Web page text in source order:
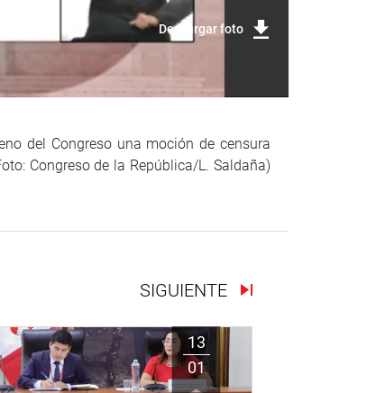
Descargar foto
del Congreso una moción de censura
Congreso de la República/L. Saldaña)
SIGUIENTE
13
01